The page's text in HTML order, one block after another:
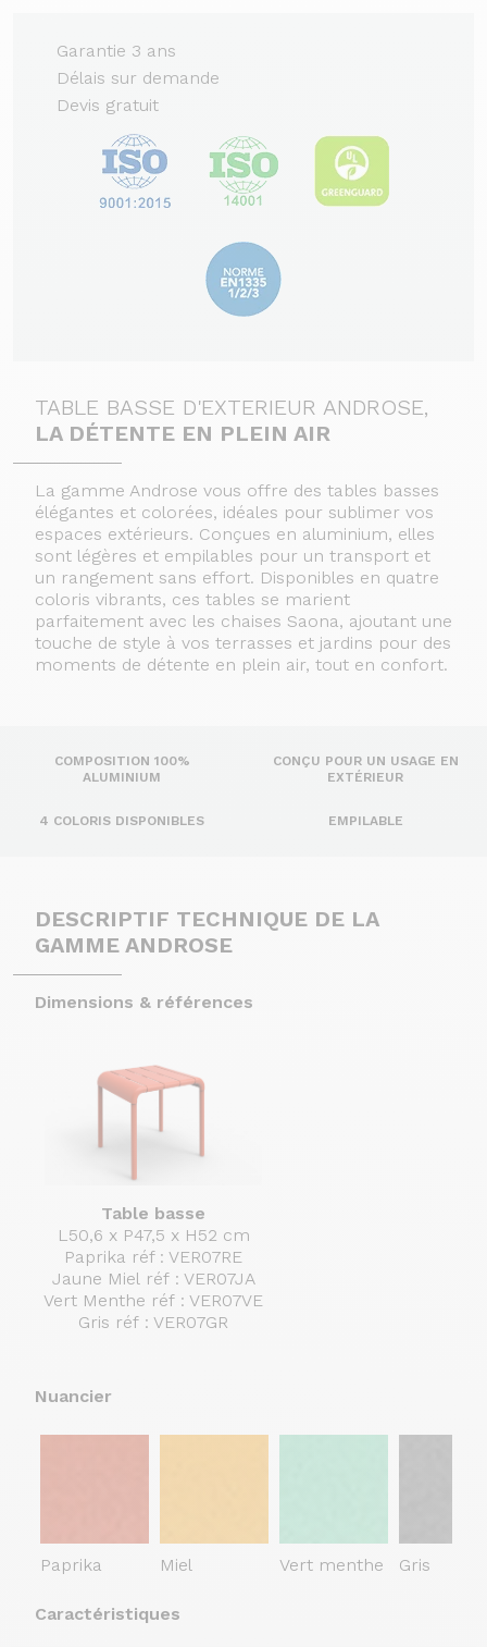
Garantie 3 ans
Délais sur demande
Devis gratuit
TABLE BASSE D'EXTERIEUR ANDROSE,
LA DÉTENTE EN PLEIN AIR
La gamme Androse vous offre des tables basses
élégantes et colorées, idéales pour sublimer vos
espaces extérieurs. Conçues en aluminium, elles
sont légères et empilables pour un transport et
un rangement sans effort. Disponibles en quatre
coloris vibrants, ces tables se marient
parfaitement avec les chaises Saona, ajoutant une
touche de style à vos terrasses et jardins pour des
moments de détente en plein air, tout en confort.
COMPOSITION 100%
ALUMINIUM
CONÇU POUR UN USAGE EN
EXTÉRIEUR
4 COLORIS DISPONIBLES EMPILABLE
DESCRIPTIF TECHNIQUE DE LA
GAMME ANDROSE
Dimensions & références
Table basse
L50,6 x P47,5 x H52 cm
Paprika réf : VER07RE
Jaune Miel réf : VER07JA
Vert Menthe réf : VER07VE
Gris réf : VER07GR
Nuancier
Paprika Miel Vert menthe Gris
Caractéristiques